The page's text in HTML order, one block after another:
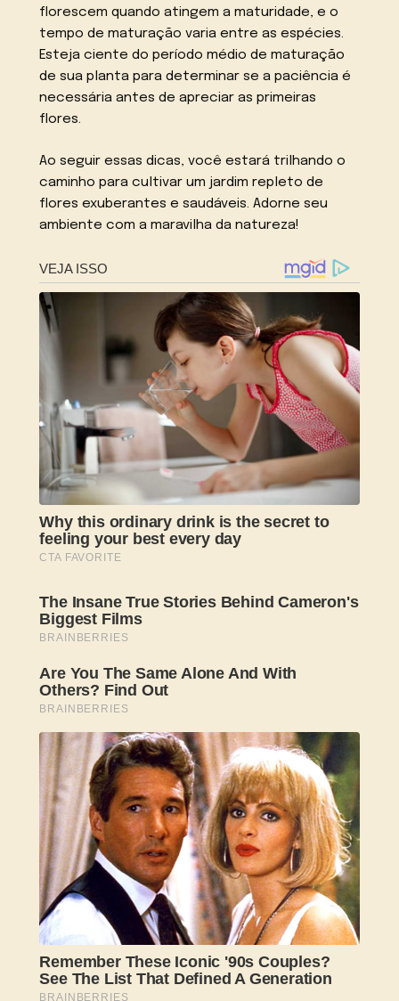
florescem quando atingem a maturidade, e o
tempo de maturação varia entre as espécies.
Esteja ciente do período médio de maturação
de sua planta para determinar se a paciência é
necessária antes de apreciar as primeiras
flores.
Ao seguir essas dicas, você estará trilhando o
caminho para cultivar um jardim repleto de
flores exuberantes e saudáveis. Adorne seu
ambiente com a maravilha da natureza!